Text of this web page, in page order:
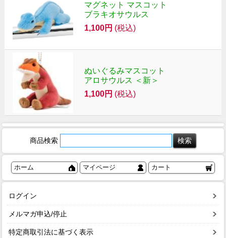
マグネット マスコット
ブラキオサウルス
1,100円 (税込)
ぬいぐるみマスコット
アロサウルス ＜新＞
1,100円 (税込)
商品検索
ホーム マイページ カート
ログイン
メルマガ申込/停止
特定商取引法に基づく表示